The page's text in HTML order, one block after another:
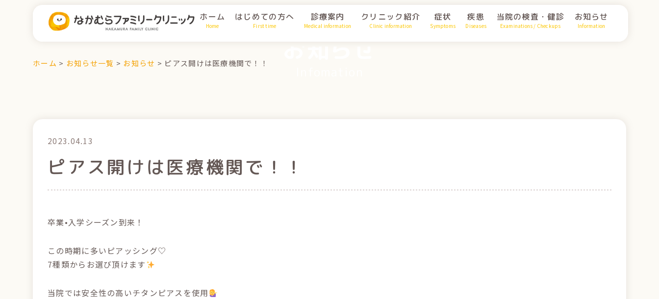
ホーム
Home
はじめての方へ
First time
診療案内
Medical information
クリニック紹介
Clinic information
症状
Symptoms
疾患
Diseases
当院の検査・健診
Examinations / Checkups
お知らせ
Information
ホーム > お知らせ一覧 > お知らせ > ピアス開けは医療機関で！！
2023.04.13
ピアス開けは医療機関で！！
卒業•入学シーズン到来！
この時期に多いピアッシング♡
7種類からお選び頂けます
当院では安全性の高いチタンピアスを使用